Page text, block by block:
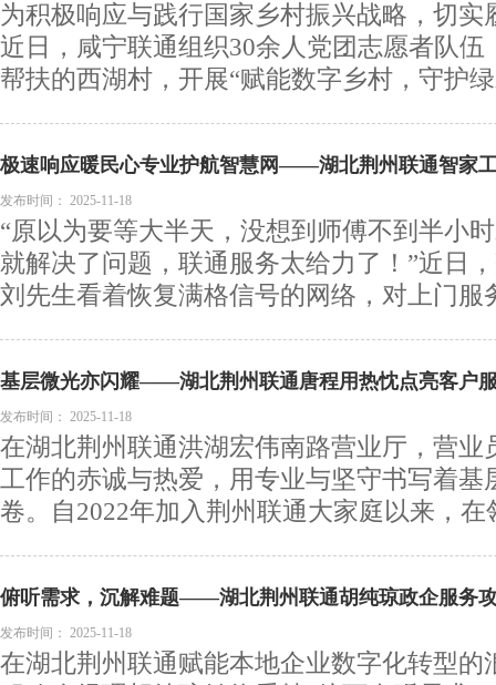
为积极响应与践行国家乡村振兴战略，切实
近日，咸宁联通组织30余人党团志愿者队伍
帮扶的西湖村，开展“赋能数字乡村，守护
极速响应暖民心专业护航智慧网——湖北荆州联通智家
题
发布时间： 2025-11-18
“原以为要等大半天，没想到师傅不到半小
就解决了问题，联通服务太给力了！”近日
刘先生看着恢复满格信号的网络，对上门服
基层微光亦闪耀——湖北荆州联通唐程用热忱点亮客户
发布时间： 2025-11-18
在湖北荆州联通洪湖宏伟南路营业厅，营业
工作的赤诚与热爱，用专业与坚守书写着基
卷。自2022年加入荆州联通大家庭以来，在
俯听需求，沉解难题——湖北荆州联通胡纯琼政企服务
发布时间： 2025-11-18
在湖北荆州联通赋能本地企业数字化转型的